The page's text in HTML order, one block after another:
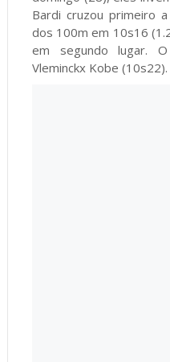
Bardi cruzou primeiro
dos 100m em 10s16
em segundo lugar.
Vleminckx Kobe (10s22).